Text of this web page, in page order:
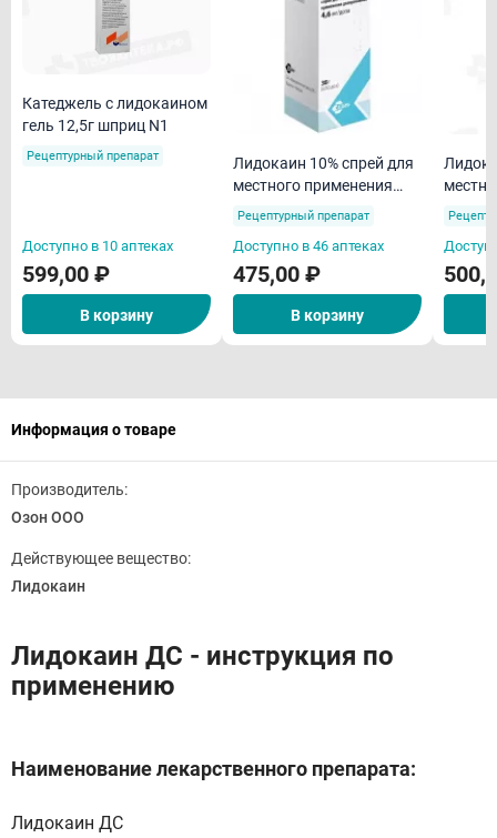
Катеджель с лидокаином
гель 12,5г шприц N1
Рецептурный препарат
Доступно в 10 аптеках
599,00 ₽
В корзину
Лидокаин 10% спрей для
местного применения
дозир 38 г Фармст
Рецептурный препарат
Доступно в 46 аптеках
475,00 ₽
В корзину
дозир
Информация о товаре
Производитель:
Озон ООО
Действующее вещество:
Лидокаин
Лидокаин ДС - инструкция по
применению
Наименование лекарственного препарата:
Лидокаин ДС